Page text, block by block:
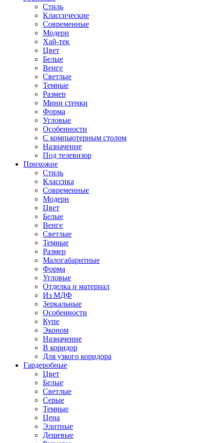
Стиль
Классические
Современные
Модерн
Хай-тек
Цвет
Белые
Венге
Светлые
Темные
Размер
Мини стенки
Форма
Угловые
Особенности
С компьютерным столом
Назначение
Под телевизор
Прихожие
Стиль
Классика
Современные
Модерн
Цвет
Белые
Венге
Светлые
Темные
Размер
Малогабаритные
Форма
Угловые
Отделка и материал
Из МДФ
Зеркальные
Особенности
Купе
Эконом
Назначение
В коридор
Для узкого коридора
Гардеробные
Цвет
Белые
Светлые
Серые
Темные
Цена
Элитные
Дешевые